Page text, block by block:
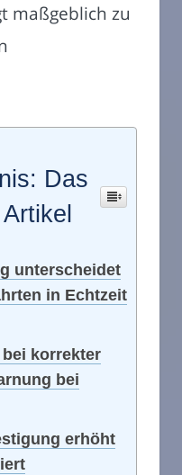
maßgeblich zu
Das
unterscheidet
in Echtzeit
korrekter
bei
erhöht